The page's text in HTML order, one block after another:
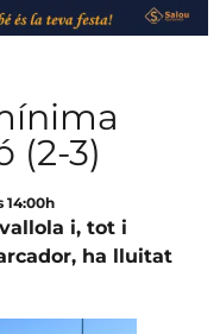
(2-3)
14:00h
i, tot i
ha lluitat